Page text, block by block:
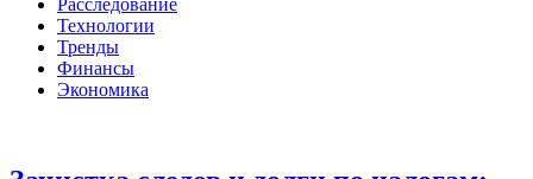
Расследование
Технологии
Тренды
Финансы
Экономика